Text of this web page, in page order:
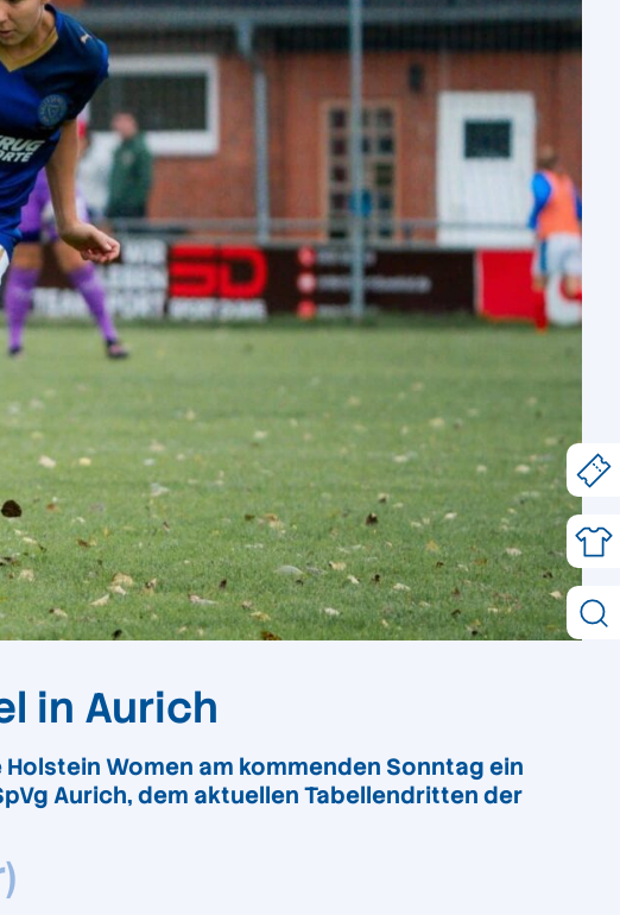
in Aurich
Women am kommenden Sonntag ein
Aurich, dem aktuellen Tabellendritten der